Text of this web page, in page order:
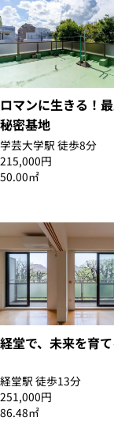
ロマンに生きる！
秘密基地
学芸大学駅 徒歩8分
215,000円
50.00㎡
経堂で、未来を育て
経堂駅 徒歩13分
251,000円
86.48㎡